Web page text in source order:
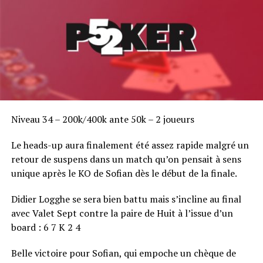
LEMAIRE HUGO 411 000
DEVAUCHELLE VINCENT 408 000
LAZRAQ OMAR 395 000
GANOT LAURENT 371 500
CHIRON GUILLAUME 368 500
LESAGE CHRISTOPHE 353 500
BOUROUBA AKIL 343 000
MELLAH KAMEL 339 500
IFERGAN YOSSI 339 500
GAZENGEL LAURENT 332 500
Niveau 34 – 200k/400k ante 50k – 2 joueurs
Le heads-up aura finalement été assez rapide malgré un
retour de suspens dans un match qu’on pensait à sens
unique après le KO de Sofian dès le début de la finale.
Didier Logghe se sera bien battu mais s’incline au final
avec Valet Sept contre la paire de Huit à l’issue d’un
board : 6 7 K 2 4
Belle victoire pour Sofian, qui empoche un chèque de